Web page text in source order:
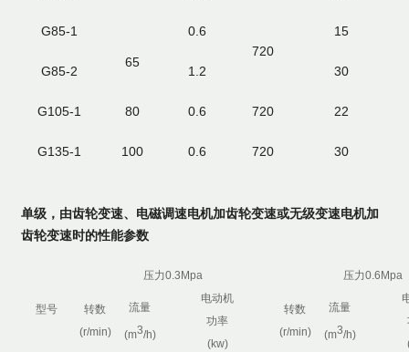
G85-1
65
0.6
720
15
G85-2 1.2 30
G105-1 80 0.6 720 22
G135-1 100 0.6 720 30
单级，由齿轮变速、电磁调速电机加齿轮变速或无级变速电机加
齿轮变速时的性能参数
型号
压力0.3Mpa 压力0.6Mpa
转数
(r/min)
流量
(m3/h)
电动机
功率
(kw)
转数
(r/min)
流量
(m3/h)